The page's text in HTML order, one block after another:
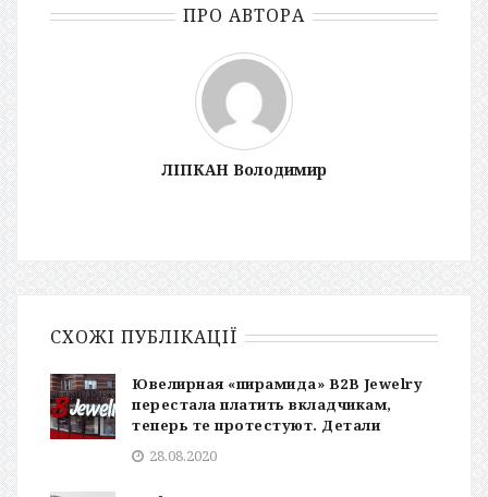
ПРО АВТОРА
ЛІПКАН Володимир
СХОЖІ ПУБЛІКАЦІЇ
Ювелирная «пирамида» B2B Jewelry
перестала платить вкладчикам,
теперь те протестуют. Детали
28.08.2020